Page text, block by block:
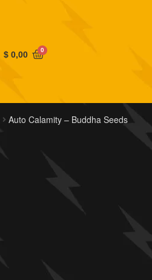
$0,00 0
Auto Calamity – Buddha Seeds